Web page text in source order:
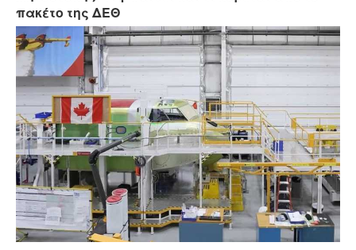
πακέτο της ΔΕΘ